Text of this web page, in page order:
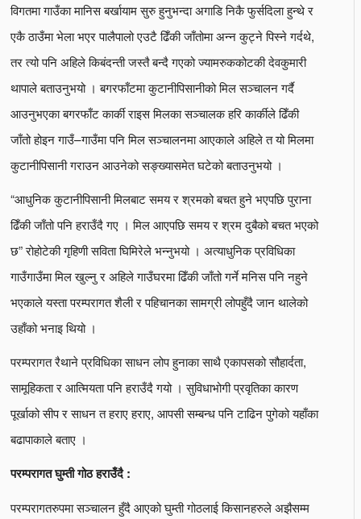
विगतमा गाउँका मानिस बर्खायाम सुरु हुनुभन्दा अगाडि निकै फुर्सदिला हुन्थे र
एकै ठाउँमा भेला भएर पालैपालो एउटै ढिँकी जाँतोमा अन्न कुट्ने पिस्ने गर्दथे,
तर त्यो पनि अहिले किबंदन्ती जस्तै बन्दै गएको ज्यामरुककोटकी देवकुमारी
थापाले बताउनुभयो । बगरफाँटमा कुटानीपिसानीको मिल सञ्चालन गर्दै
आउनुभएका बगरफाँट कार्की राइस मिलका सञ्चालक हरि कार्कीले ढिँकी
जाँतो होइन गाउँ–गाउँमा पनि मिल सञ्चालनमा आएकाले अहिले त यो मिलमा
कुटानीपिसानी गराउन आउनेको सङ्ख्यासमेत घटेको बताउनुभयो ।
“आधुनिक कुटानीपिसानी मिलबाट समय र श्रमको बचत हुने भएपछि पुराना
ढिँकी जाँतो पनि हराउँदै गए । मिल आएपछि समय र श्रम दुबैको बचत भएको
छ” रोहोटेकी गृहिणी सविता घिमिरेले भन्नुभयो । अत्याधुनिक प्रविधिका
गाउँगाउँमा मिल खुल्नु र अहिले गाउँघरमा ढिँकी जाँतो गर्ने मनिस पनि नहुने
भएकाले यस्ता परम्परागत शैली र पहिचानका सामग्री लोपहुँदै जान थालेको
उहाँको भनाइ थियो ।
परम्परागत रैथाने प्रविधिका साधन लोप हुनाका साथै एकापसको सौहार्दता,
सामूहिकता र आत्मियता पनि हराउँदै गयो । सुविधाभोगी प्रवृतिका कारण
पूर्खाको सीप र साधन त हराए हराए, आपसी सम्बन्ध पनि टाढिन पुगेको यहाँका
बढापाकाले बताए ।
परम्परागत घुम्ती गोठ हराउँदै :
परम्परागतरुपमा सञ्चालन हुँदै आएको घुम्ती गोठलाई किसानहरुले अझैसम्म